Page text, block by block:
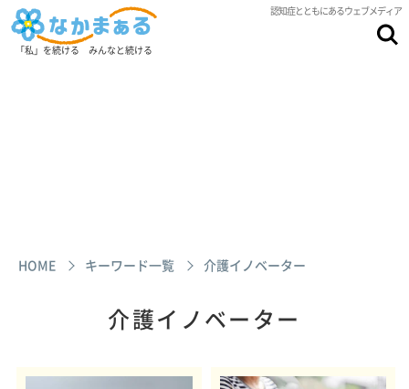
認知症とともにあるウェブメディア
「私」を続ける みんなと続ける
HOME キーワード一覧 介護イノベーター
介護イノベーター